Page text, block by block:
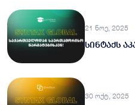
21 ნოე, 2025
სინტაქს
30 ოქტ, 2025